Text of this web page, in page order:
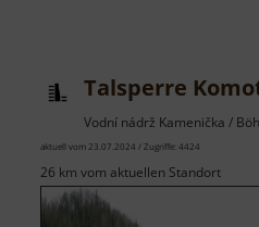
Talsperre
Vodní nádrž Kamenička /
aktuell vom 23.07.2024 / Zugriffe: 4424
26 km vom aktuellen Standort